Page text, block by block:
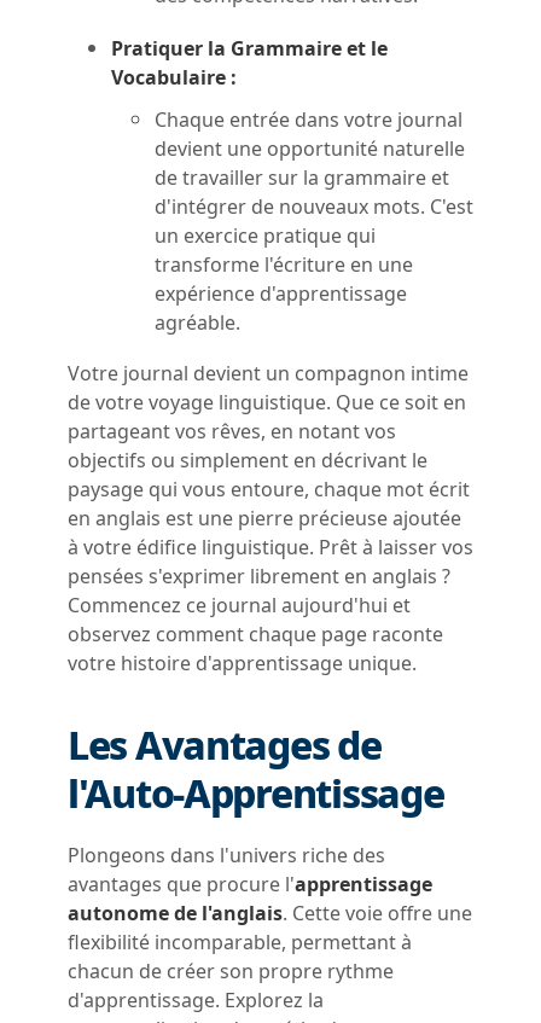
Pratiquer la Grammaire et le
Vocabulaire :
Chaque entrée dans votre journal
devient une opportunité naturelle
de travailler sur la grammaire et
d'intégrer de nouveaux mots. C'est
un exercice pratique qui
transforme l'écriture en une
expérience d'apprentissage
agréable.
Votre journal devient un compagnon intime
de votre voyage linguistique. Que ce soit en
partageant vos rêves, en notant vos
objectifs ou simplement en décrivant le
paysage qui vous entoure, chaque mot écrit
en anglais est une pierre précieuse ajoutée
à votre édifice linguistique. Prêt à laisser vos
pensées s'exprimer librement en anglais ?
Commencez ce journal aujourd'hui et
observez comment chaque page raconte
votre histoire d'apprentissage unique.
Les Avantages de
l'Auto-Apprentissage
Plongeons dans l'univers riche des
avantages que procure l'apprentissage
autonome de l'anglais. Cette voie offre une
flexibilité incomparable, permettant à
chacun de créer son propre rythme
d'apprentissage. Explorez la